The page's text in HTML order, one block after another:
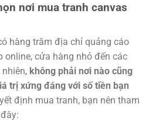
nơi mua tranh canvas
hàng trăm địa chỉ quảng cáo
online, cửa hàng nhỏ đến các
không phải nơi nào cũng
trị xứng đáng với số tiền bạn
định mua tranh, bạn nên tham